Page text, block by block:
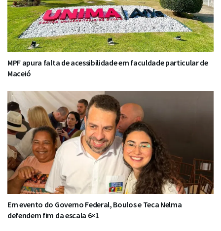
MPF apura falta de acessibilidade em faculdade particular de
Maceió
Em evento do Governo Federal, Boulos e Teca Nelma
defendem fim da escala 6×1